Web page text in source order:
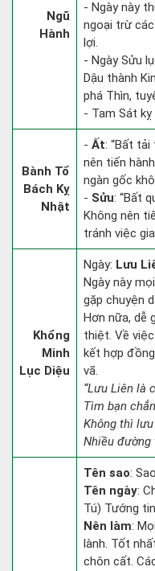
Ngũ
Hành
- Ngày này
ngoại trừ
lợi.
- Ngày Sửu
Dậu thành
phá Thìn,
- Tam Sát
Bành Tổ
Bách Kỵ
Nhật
- Ất: “Bất
nên tiến
ngàn gốc
- Sửu: “Bất
Không nên
tránh việc
Khổng
Minh
Lục Diệu
Ngày: Lưu
Ngày này
gặp chuyện
Hơn nữa, dễ
thiệt. Về
kết hợp
vã.
“Lưu Liên là
Tìm bạn
Không thì
Nhiều đường
Tên sao:
Tên ngày:
Tú) Tướng
Nên làm:
lành. Tốt
chôn cất.